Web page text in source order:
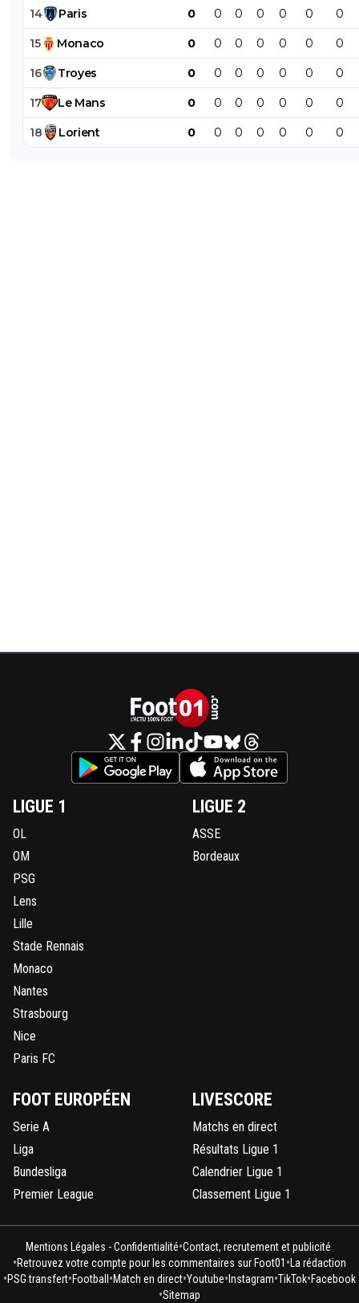
14 Paris 0 0 0 0 0 0 0
15 Monaco 0 0 0 0 0 0 0
16 Troyes 0 0 0 0 0 0 0
17 Le Mans 0 0 0 0 0 0 0
18 Lorient 0 0 0 0 0 0 0
LIGUE 1
OL
OM
PSG
Lens
Lille
Stade Rennais
Monaco
Nantes
Strasbourg
Nice
Paris FC
LIGUE 2
ASSE
Bordeaux
FOOT EUROPÉEN
Serie A
Liga
Bundesliga
Premier League
LIVESCORE
Matchs en direct
Résultats Ligue 1
Calendrier Ligue 1
Classement Ligue 1
Mentions Légales - Confidentialité•Contact, recrutement et publicité
•Retrouvez votre compte pour les commentaires sur Foot01 • La rédaction
•PSG transfert•Football •Match en direct•Youtube• Instagram•TikTok•Facebook
•Sitemap